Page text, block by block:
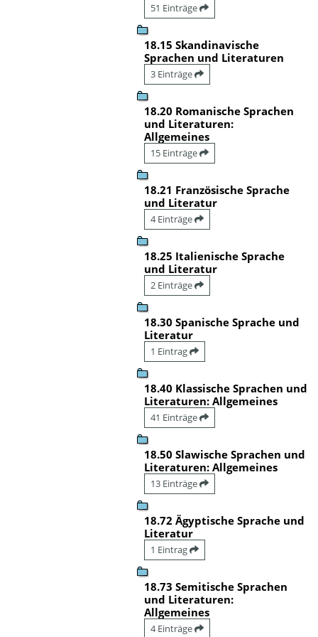
51 Einträge
18.15 Skandinavische
Sprachen und Literaturen
3 Einträge
18.20 Romanische Sprachen
und Literaturen:
Allgemeines
15 Einträge
18.21 Französische Sprache
und Literatur
4 Einträge
18.25 Italienische Sprache
und Literatur
2 Einträge
18.30 Spanische Sprache und
Literatur
1 Eintrag
18.40 Klassische Sprachen und
Literaturen: Allgemeines
41 Einträge
18.50 Slawische Sprachen und
Literaturen: Allgemeines
13 Einträge
18.72 Ägyptische Sprache und
Literatur
1 Eintrag
18.73 Semitische Sprachen
und Literaturen:
Allgemeines
4 Einträge